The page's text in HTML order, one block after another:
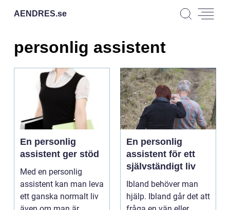
AENDRES.se
personlig assistent
En personlig
assistent ger stöd
Med en personlig
assistent kan man leva
ett ganska normalt liv
En personlig
assistent för ett
självständigt liv
Ibland behöver man
hjälp. Ibland går det att